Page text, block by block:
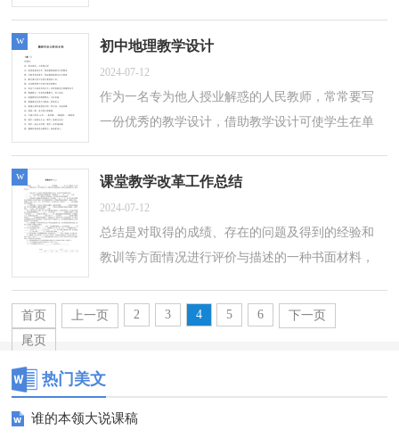
小编精心整理的一年级上册《统计》教...
初中地理教学设计
2024-07-12
作为一名专为他人授业解惑的人民教师，常常要写
一份优秀的教学设计，借助教学设计可使学生在单
更能起到其作用呢？下面是小编整理的...
w
课堂教学改革工作总结
2024-07-12
总结是对取得的成绩、存在的问题及得到的经验和
教训等方面情况进行评价与描述的一种书面材料，
吧。那么我们该怎么去写总结呢？以下是...
w
首页 上一页 2 3 4 5 6
下一页
尾页
热门美文
谁的本领大说课稿